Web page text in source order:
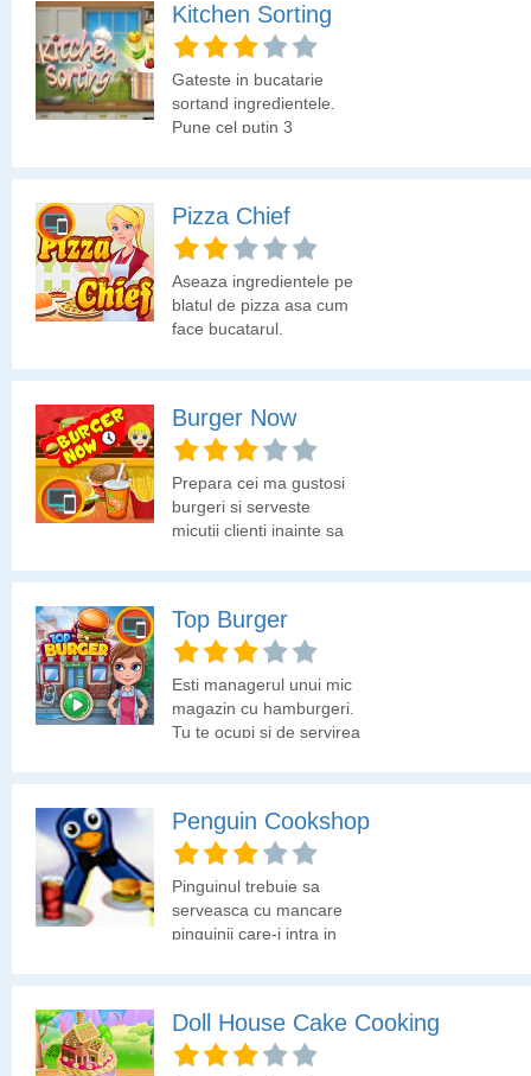
Kitchen Sorting
Gateste in bucatarie
sortand ingredientele.
Pune cel putin 3
recipientul de gatit.
Pizza Chief
Aseaza ingredientele pe
blatul de pizza asa cum
face bucatarul.
Burger Now
Prepara cei ma gustosi
burgeri si serveste
micutii clienti inainte sa
Top Burger
Esti managerul unui mic
magazin cu hamburgeri.
Tu te ocupi si de servirea
cat mai repede. Crezi ca
poti?
Penguin Cookshop
Pinguinul trebuie sa
serveasca cu mancare
pinguinii care-i intra in
urmatorul nivel si apoi
cumpara upgrade ca sa
Doll House Cake Cooking